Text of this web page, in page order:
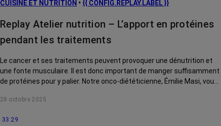
CUISINE ET NUTRITION • {{ CONFIG.REPLAY.LABEL }}
Replay Atelier nutrition – L’apport en protéines
pendant les traitements
Le cancer et ses traitements peuvent provoquer une dénutrition et
une fonte musculaire. Il est donc important de manger suffisamment
de protéines pour y palier. Notre onco-diététicienne, Émilie Masi, vous
28 octobre 2025
33:29